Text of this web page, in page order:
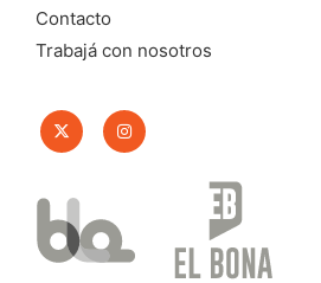
Contacto
Trabajá con nosotros